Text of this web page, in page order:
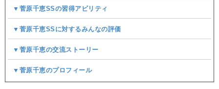
▼菅原千恵SSの習得アビリティ
▼菅原千恵SSに対するみんなの評価
▼菅原千恵の交流ストーリー
▼菅原千恵のプロフィール